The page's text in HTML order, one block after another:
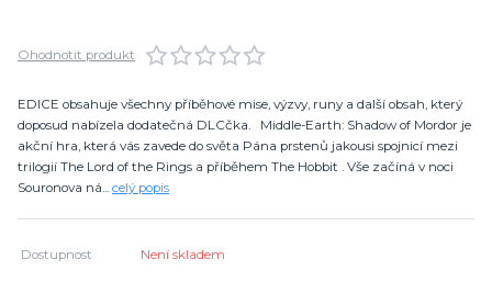
Ohodnotit produkt
EDICE obsahuje všechny příběhové mise, výzvy, runy a další obsah, který
doposud nabízela dodatečná DLCčka. Middle-Earth: Shadow of Mordor je
akční hra, která vás zavede do světa Pána prstenů jakousi spojnicí mezi
trilogií The Lord of the Rings a příběhem The Hobbit . Vše začíná v noci
Souronova ná... celý popis
Dostupnost Není skladem